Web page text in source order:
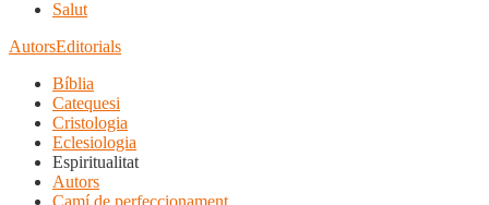
Salut
AutorsEditorials
Bíblia
Catequesi
Cristologia
Eclesiologia
Espiritualitat
Autors
Camí de perfeccionament